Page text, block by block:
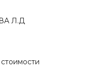
Л.Д